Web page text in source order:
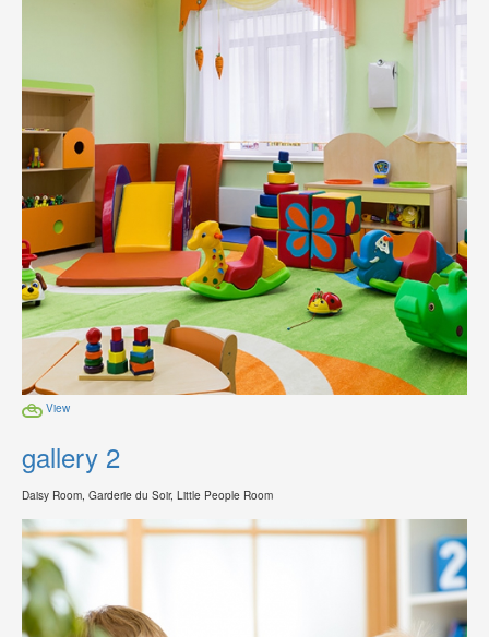
View
gallery 2
Daisy Room, Garderie du Soir, Little People Room